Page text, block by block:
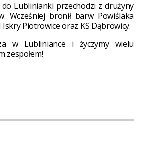
Lublinianki przechodzi z drużyny
Wcześniej bronił barw Powiślaka
Piotrowice oraz KS Dąbrowicy.
w Lubliniance i życzymy wielu
zespołem!